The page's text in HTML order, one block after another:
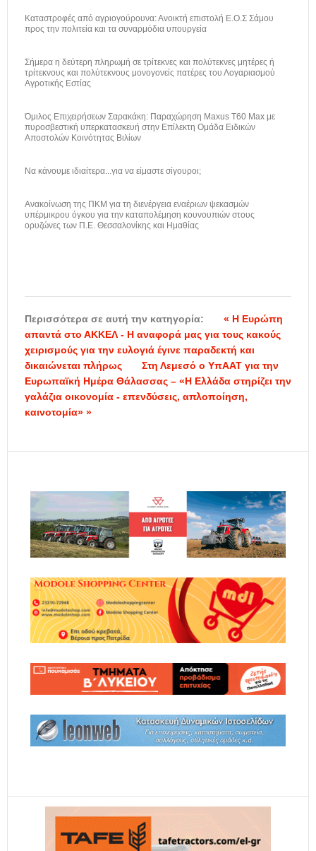
Καταστροφές από αγριογούρουνα: Ανοικτή επιστολή Ε.Ο.Σ Σάμου
προς την πολιτεία και τα συναρμόδια υπουργεία
Σήμερα η δεύτερη πληρωμή σε τρίτεκνες και πολύτεκνες μητέρες ή
τρίτεκνους και πολύτεκνους μονογονείς πατέρες του Λογαριασμού
Αγροτικής Εστίας
Όμιλος Επιχειρήσεων Σαρακάκη: Παραχώρηση Maxus T60 Max με
πυροσβεστική υπερκατασκευή στην Επίλεκτη Ομάδα Ειδικών
Αποστολών Κοινότητας Βιλίων
Να κάνουμε ιδιαίτερα...για να είμαστε σίγουροι;
Ανακοίνωση της ΠΚΜ για τη διενέργεια εναέριων ψεκασμών
υπέρμικρου όγκου για την καταπολέμηση κουνουπιών στους
ορυζώνες των Π.Ε. Θεσσαλονίκης και Ημαθίας
Περισσότερα σε αυτή την κατηγορία:
« Η Ευρώπη
απαντά στο ΑΚΚΕΛ - Η αναφορά μας για τους κακούς
χειρισμούς για την ευλογιά έγινε παραδεκτή και
δικαιώνεται πλήρως
Στη Λεμεσό ο ΥπΑΑΤ για την
Ευρωπαϊκή Ημέρα Θάλασσας – «Η Ελλάδα στηρίζει την
γαλάζια οικονομία - επενδύσεις, απλοποίηση,
καινοτομία» »